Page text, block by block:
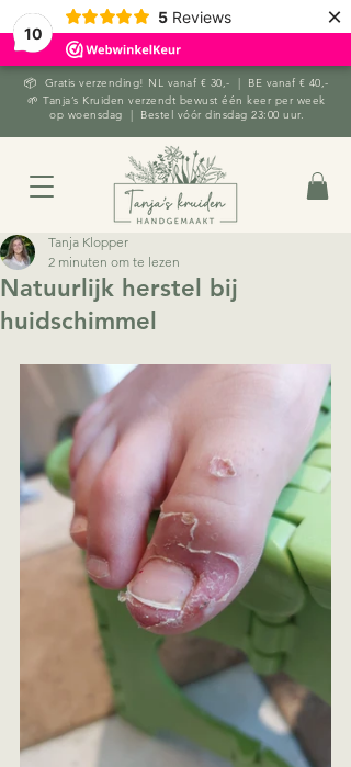
10
5 Reviews ×
📦 Gratis verzending! NL vanaf € 30,- | BE vanaf € 40,-
🌱 Tanja’s Kruiden verzendt bewust één keer per week
op woensdag | Bestel vóór dinsdag 23:00 uur.
Natuurlijk herstel bij
huidschimmel
Tanja Klopper
2 minuten om te lezen